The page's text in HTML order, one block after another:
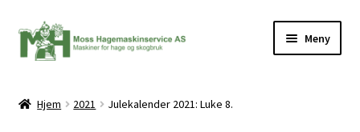
Hopp
til
Hopp
til
Meny
Hjem 2021 Julekalender 2021: Luke 8.